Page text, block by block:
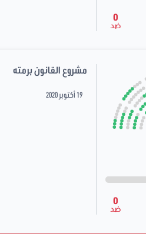
0
ضد
0
ضد
مشروع القانون برمته
19 أكتوبر 2020